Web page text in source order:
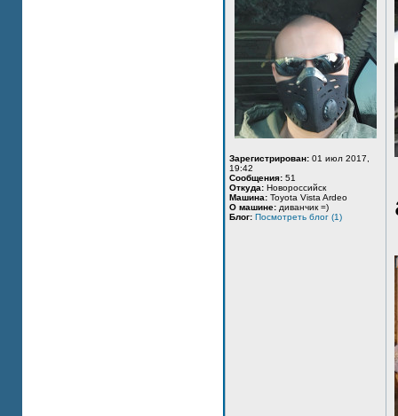
Зарегистрирован: 01 июл 2017,
19:42
Сообщения: 51
Откуда: Новороссийск
Машина: Toyota Vista Ardeo
О машине: диванчик =)
Блог: Посмотреть блог (1)